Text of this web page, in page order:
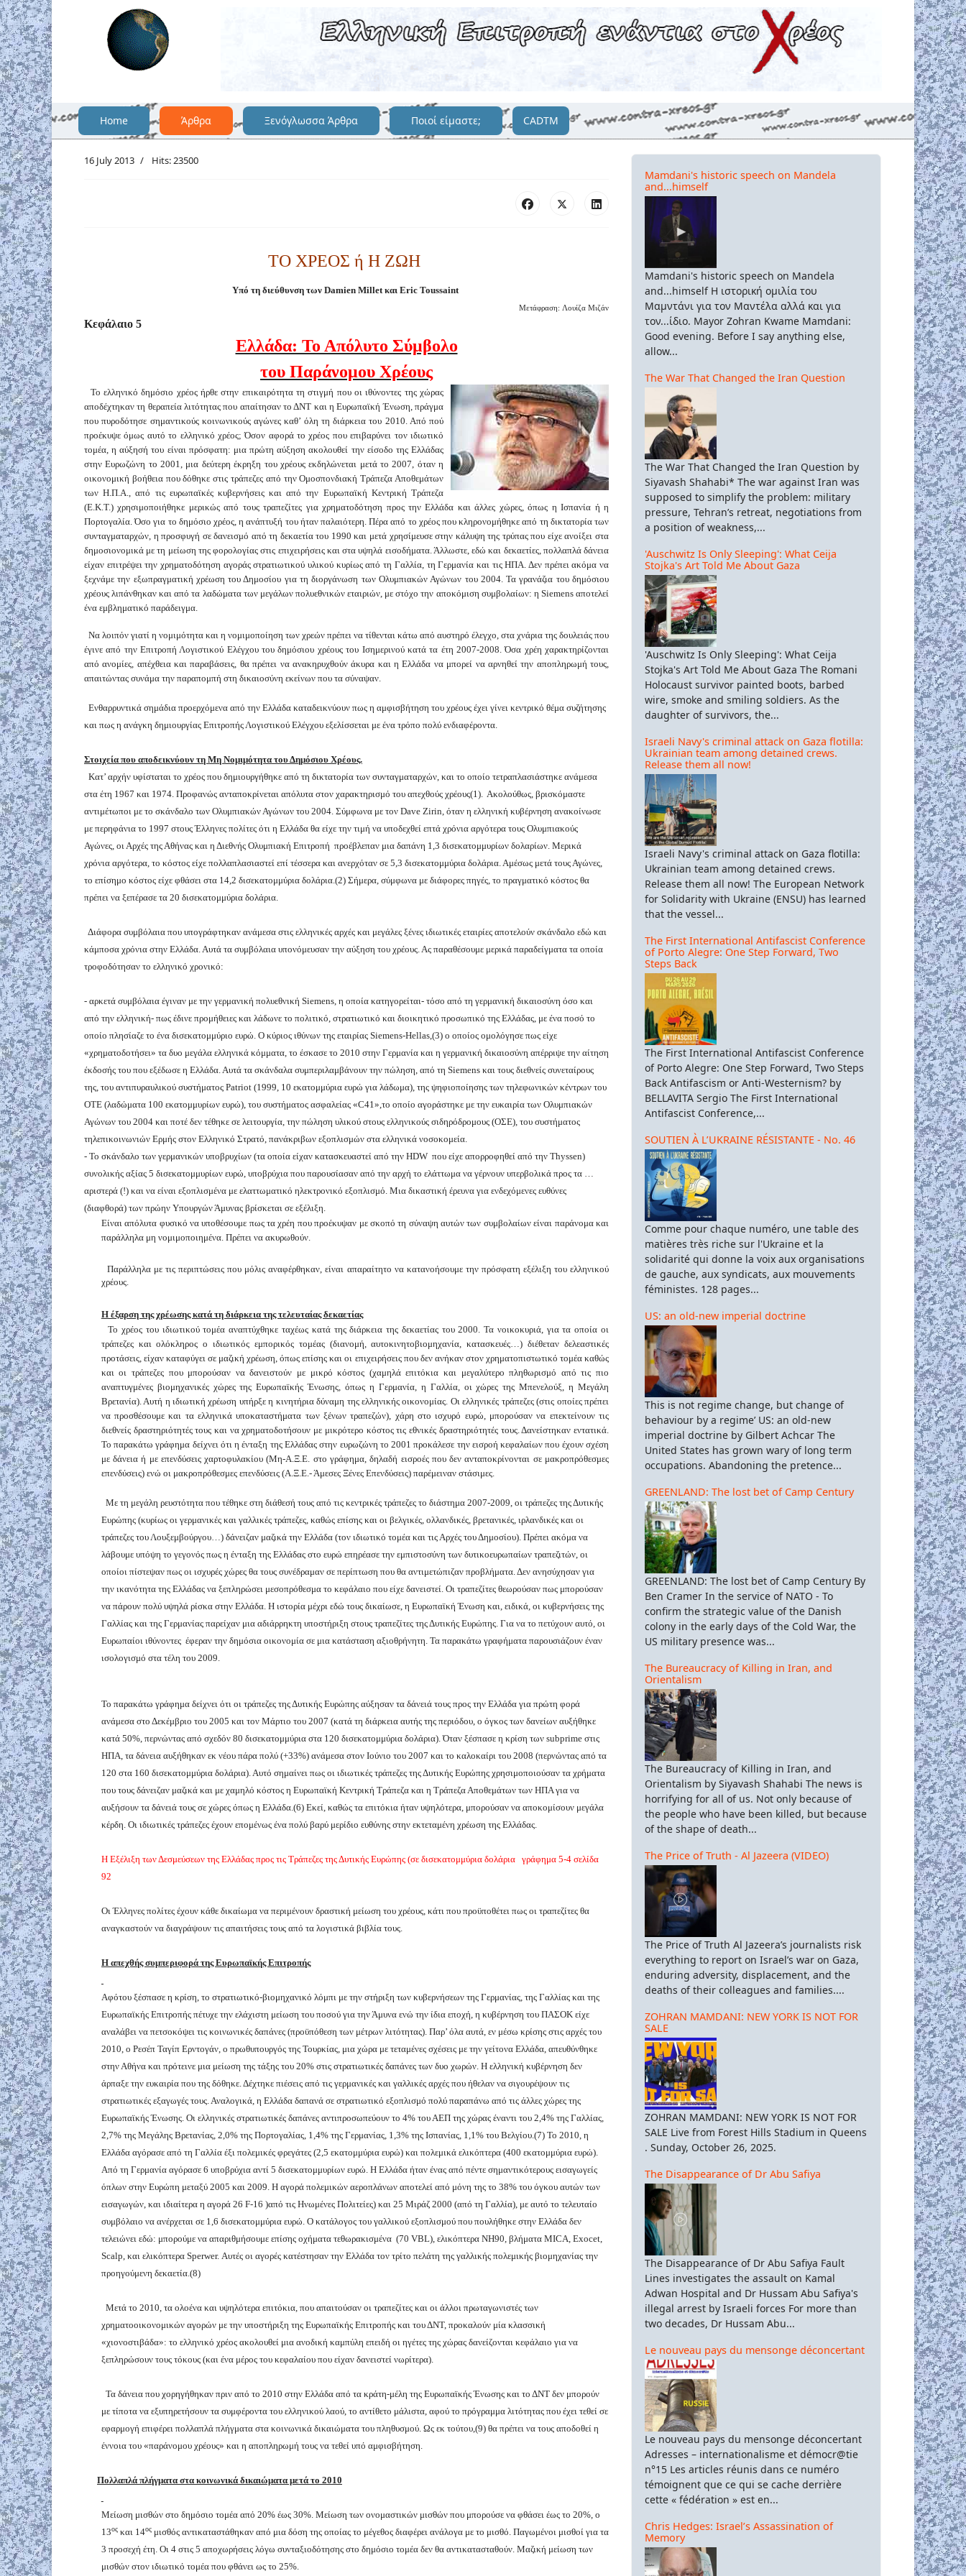
Home Άρθρα Ξενόγλωσσα Άρθρα Ποιοί είμαστε; CADTM
16 July 2013 Hits: 23500
ΤΟ ΧΡΕΟΣ ή Η ΖΩΗ
Υπό τη διεύθυνση των Damien Milletκαι Eric Toussaint
Μετάφραση: Λουίζα Μιζάν
Κεφάλαιο 5
Ελλάδα: Το Απόλυτο Σύμβολο
του Παράνομου Χρέους
Το ελληνικό δημόσιο χρέος ήρθε στην επικαιρότητα τη στιγμή που οι ιθύνοντες της χώρας
αποδέχτηκαν τη θεραπεία λιτότητας που απαίτησαν το ΔΝΤ και η Ευρωπαϊκή Ένωση, πράγμα
που πυροδότησε σημαντικούς κοινωνικούς αγώνες καθ’ όλη τη διάρκεια του 2010. Από πού
προέκυψε όμως αυτό το ελληνικό χρέος; Όσον αφορά το χρέος που επιβαρύνει τον ιδιωτικό
τομέα, η αύξησή του είναι πρόσφατη: μια πρώτη αύξηση ακολουθεί την είσοδο της Ελλάδας
στην Ευρωζώνη το 2001, μια δεύτερη έκρηξη του χρέους εκδηλώνεται μετά το 2007, όταν η
οικονομική βοήθεια που δόθηκε στις τράπεζες από την Ομοσπονδιακή Τράπεζα Αποθεμάτων
των Η.Π.Α., από τις ευρωπαϊκές κυβερνήσεις και από την Ευρωπαϊκή Κεντρική Τράπεζα
(Ε.Κ.Τ.) χρησιμοποιήθηκε μερικώς από τους τραπεζίτες για χρηματοδότηση προς την Ελλάδα και άλλες χώρες, όπως η Ισπανία ή η
Πορτογαλία. Όσο για το δημόσιο χρέος, η ανάπτυξή του ήταν παλαιότερη. Πέρα από το χρέος που κληρονομήθηκε από τη δικτατορία των
συνταγματαρχών, η προσφυγή σε δανεισμό από τη δεκαετία του 1990 και μετά χρησίμευσε στην κάλυψη της τρύπας που είχε ανοίξει στα
δημοσιονομικά με τη μείωση της φορολογίας στις επιχειρήσεις και στα υψηλά εισοδήματα. Άλλωστε, εδώ και δεκαετίες, πολλαπλά δάνεια
είχαν επιτρέψει την χρηματοδότηση αγοράς στρατιωτικού υλικού κυρίως από τη Γαλλία, τη Γερμανία και τις ΗΠΑ. Δεν πρέπει ακόμα να
ξεχνάμε την εξωπραγματική χρέωση του Δημοσίου για τη διοργάνωση των Ολυμπιακών Αγώνων του 2004. Τα γρανάζια του δημόσιου
χρέους λιπάνθηκαν και από τα λαδώματα των μεγάλων πολυεθνικών εταιριών, με στόχο την αποκόμιση συμβολαίων: η Siemens αποτελεί
ένα εμβληματικό παράδειγμα.
Να λοιπόν γιατί η νομιμότητα και η νομιμοποίηση των χρεών πρέπει να τίθενται κάτω από αυστηρό έλεγχο, στα χνάρια της δουλειάς που
έγινε από την Επιτροπή Λογιστικού Ελέγχου του δημόσιου χρέους του Ισημερινού κατά τα έτη 2007-2008. Όσα χρέη χαρακτηρίζονται
από ανομίες, απέχθεια και παραβάσεις, θα πρέπει να ανακηρυχθούν άκυρα και η Ελλάδα να μπορεί να αρνηθεί την αποπληρωμή τους,
απαιτώντας συνάμα την παραπομπή στη δικαιοσύνη εκείνων που τα σύναψαν.
Ενθαρρυντικά σημάδια προερχόμενα από την Ελλάδα καταδεικνύουν πως η αμφισβήτηση του χρέους έχει γίνει κεντρικό θέμα συζήτησης
και πως η ανάγκη δημιουργίας Επιτροπής Λογιστικού Ελέγχου εξελίσσεται με ένα τρόπο πολύ ενδιαφέροντα.
Στοιχεία που αποδεικνύουν τη Μη Νομιμότητα του Δημόσιου Χρέους.
Κατ’ αρχήν υφίσταται το χρέος που δημιουργήθηκε από τη δικτατορία των συνταγματαρχών, και το οποίο τετραπλασιάστηκε ανάμεσα
στα έτη 1967 και 1974. Προφανώς ανταποκρίνεται απόλυτα στον χαρακτηρισμό του απεχθούς χρέους(1). Ακολούθως, βρισκόμαστε
αντιμέτωποι με το σκάνδαλο των Ολυμπιακών Αγώνων του 2004. Σύμφωνα με τον Dave Zirin, όταν η ελληνική κυβέρνηση ανακοίνωσε
με περηφάνια το 1997 στους Έλληνες πολίτες ότι η Ελλάδα θα είχε την τιμή να υποδεχθεί επτά χρόνια αργότερα τους Ολυμπιακούς
Αγώνες, οι Αρχές της Αθήνας και η Διεθνής Ολυμπιακή Επιτροπή προέβλεπαν μια δαπάνη 1,3 δισεκατομμυρίων δολαρίων. Μερικά
χρόνια αργότερα, το κόστος είχε πολλαπλασιαστεί επί τέσσερα και ανερχόταν σε 5,3 δισεκατομμύρια δολάρια. Αμέσως μετά τους Αγώνες,
το επίσημο κόστος είχε φθάσει στα 14,2 δισεκατομμύρια δολάρια.(2) Σήμερα, σύμφωνα με διάφορες πηγές, το πραγματικό κόστος θα
πρέπει να ξεπέρασε τα 20 δισεκατομμύρια δολάρια.
Διάφορα συμβόλαια που υπογράφτηκαν ανάμεσα στις ελληνικές αρχές και μεγάλες ξένες ιδιωτικές εταιρίες αποτελούν σκάνδαλο εδώ και
κάμποσα χρόνια στην Ελλάδα. Αυτά τα συμβόλαια υπονόμευσαν την αύξηση του χρέους. Ας παραθέσουμε μερικά παραδείγματα τα οποία
τροφοδότησαν το ελληνικό χρονικό:
- αρκετά συμβόλαια έγιναν με την γερμανική πολυεθνική Siemens, η οποία κατηγορείται- τόσο από τη γερμανική δικαιοσύνη όσο και
από την ελληνική- πως έδινε προμήθειες και λάδωνε το πολιτικό, στρατιωτικό και διοικητικό προσωπικό της Ελλάδας, με ένα ποσό το
οποίο πλησίαζε το ένα δισεκατομμύριο ευρώ. Ο κύριος ιθύνων της εταιρίας Siemens-Hellas,(3) ο οποίος ομολόγησε πως είχε
«χρηματοδοτήσει» τα δυο μεγάλα ελληνικά κόμματα, το έσκασε το 2010 στην Γερμανία και η γερμανική δικαιοσύνη απέρριψε την αίτηση
έκδοσής του που εξέδωσε η Ελλάδα. Αυτά τα σκάνδαλα συμπεριλαμβάνουν την πώληση, από τη Siemens και τους διεθνείς συνεταίρους
της, του αντιπυραυλικού συστήματος Patriot (1999, 10 εκατομμύρια ευρώ για λάδωμα), της ψηφιοποίησης των τηλεφωνικών κέντρων του
ΟΤΕ (λαδώματα 100 εκατομμυρίων ευρώ), του συστήματος ασφαλείας «C41»,το οποίο αγοράστηκε με την ευκαιρία των Ολυμπιακών
Αγώνων του 2004 και ποτέ δεν τέθηκε σε λειτουργία, την πώληση υλικού στους ελληνικούς σιδηρόδρομους (ΟΣΕ), του συστήματος
τηλεπικοινωνιών Ερμής στον Ελληνικό Στρατό, πανάκριβων εξοπλισμών στα ελληνικά νοσοκομεία.
- Το σκάνδαλο των γερμανικών υποβρυχίων (τα οποία είχαν κατασκευαστεί από την HDW που είχε απορροφηθεί από την Thyssen)
συνολικής αξίας 5 δισεκατομμυρίων ευρώ, υποβρύχια που παρουσίασαν από την αρχή το ελάττωμα να γέρνουν υπερβολικά προς τα …
αριστερά (!) και να είναι εξοπλισμένα με ελαττωματικό ηλεκτρονικό εξοπλισμό. Μια δικαστική έρευνα για ενδεχόμενες ευθύνες
(διαφθορά) των πρώην Υπουργών Άμυνας βρίσκεται σε εξέλιξη.
Είναι απόλυτα φυσικό να υποθέσουμε πως τα χρέη που προέκυψαν με σκοπό τη σύναψη αυτών των συμβολαίων είναι παράνομα και
παράλληλα μη νομιμοποιημένα. Πρέπει να ακυρωθούν.
Παράλληλα με τις περιπτώσεις που μόλις αναφέρθηκαν, είναι απαραίτητο να κατανοήσουμε την πρόσφατη εξέλιξη του ελληνικού
χρέους.
Η έξαρση της χρέωσης κατά τη διάρκεια της τελευταίας δεκαετίας
Το χρέος του ιδιωτικού τομέα αναπτύχθηκε ταχέως κατά της διάρκεια της δεκαετίας του 2000. Τα νοικοκυριά, για τα οποία οι
τράπεζες και ολόκληρος ο ιδιωτικός εμπορικός τομέας (διανομή, αυτοκινητοβιομηχανία, κατασκευές…) διέθεταν δελεαστικές
προτάσεις, είχαν καταφύγει σε μαζική χρέωση, όπως επίσης και οι επιχειρήσεις που δεν ανήκαν στον χρηματοπιστωτικό τομέα καθώς
και οι τράπεζες που μπορούσαν να δανειστούν με μικρό κόστος (χαμηλά επιτόκια και μεγαλύτερο πληθωρισμό από τις πιο
αναπτυγμένες βιομηχανικές χώρες της Ευρωπαϊκής Ένωσης, όπως η Γερμανία, η Γαλλία, οι χώρες της Μπενελούξ, η Μεγάλη
Βρετανία). Αυτή η ιδιωτική χρέωση υπήρξε η κινητήρια δύναμη της ελληνικής οικονομίας. Οι ελληνικές τράπεζες (στις οποίες πρέπει
να προσθέσουμε και τα ελληνικά υποκαταστήματα των ξένων τραπεζών), χάρη στο ισχυρό ευρώ, μπορούσαν να επεκτείνουν τις
διεθνείς δραστηριότητές τους και να χρηματοδοτήσουν με μικρότερο κόστος τις εθνικές δραστηριότητές τους. Δανείστηκαν εντατικά.
Το παρακάτω γράφημα δείχνει ότι η ένταξη της Ελλάδας στην ευρωζώνη το 2001 προκάλεσε την εισροή κεφαλαίων που έχουν σχέση
με δάνεια ή με επενδύσεις χαρτοφυλακίου (Μη-Α.Ξ.Ε. στο γράφημα, δηλαδή εισροές που δεν ανταποκρίνονται σε μακροπρόθεσμες
επενδύσεις) ενώ οι μακροπρόθεσμες επενδύσεις (Α.Ξ.Ε.- Άμεσες Ξένες Επενδύσεις) παρέμειναν στάσιμες.
Με τη μεγάλη ρευστότητα που τέθηκε στη διάθεσή τους από τις κεντρικές τράπεζες το διάστημα 2007-2009, οι τράπεζες της Δυτικής
Ευρώπης (κυρίως οι γερμανικές και γαλλικές τράπεζες, καθώς επίσης και οι βελγικές, ολλανδικές, βρετανικές, ιρλανδικές και οι
τράπεζες του Λουξεμβούργου…) δάνειζαν μαζικά την Ελλάδα (τον ιδιωτικό τομέα και τις Αρχές του Δημοσίου). Πρέπει ακόμα να
λάβουμε υπόψη το γεγονός πως η ένταξη της Ελλάδας στο ευρώ επηρέασε την εμπιστοσύνη των δυτικοευρωπαίων τραπεζιτών, οι
οποίοι πίστεψαν πως οι ισχυρές χώρες θα τους συνέδραμαν σε περίπτωση που θα αντιμετώπιζαν προβλήματα. Δεν ανησύχησαν για
την ικανότητα της Ελλάδας να ξεπληρώσει μεσοπρόθεσμα το κεφάλαιο που είχε δανειστεί. Οι τραπεζίτες θεωρούσαν πως μπορούσαν
να πάρουν πολύ υψηλά ρίσκα στην Ελλάδα. Η ιστορία μέχρι εδώ τους δικαίωσε, η Ευρωπαϊκή Ένωση και, ειδικά, οι κυβερνήσεις της
Γαλλίας και της Γερμανίας παρείχαν μια αδιάρρηκτη υποστήριξη στους τραπεζίτες της Δυτικής Ευρώπης. Για να το πετύχουν αυτό, οι
Ευρωπαίοι ιθύνοντες έφεραν την δημόσια οικονομία σε μια κατάσταση αξιοθρήνητη. Τα παρακάτω γραφήματα παρουσιάζουν έναν
ισολογισμό στα τέλη του 2009.
Το παρακάτω γράφημα δείχνει ότι οι τράπεζες της Δυτικής Ευρώπης αύξησαν τα δάνειά τους προς την Ελλάδα για πρώτη φορά
ανάμεσα στο Δεκέμβριο του 2005 και τον Μάρτιο του 2007 (κατά τη διάρκεια αυτής της περιόδου, ο όγκος των δανείων αυξήθηκε
κατά 50%, περνώντας από σχεδόν 80 δισεκατομμύρια στα 120 δισεκατομμύρια δολάρια). Όταν ξέσπασε η κρίση των subprime στις
ΗΠΑ, τα δάνεια αυξήθηκαν εκ νέου πάρα πολύ (+33%) ανάμεσα στον Ιούνιο του 2007 και το καλοκαίρι του 2008 (περνώντας από τα
120 στα 160 δισεκατομμύρια δολάρια). Αυτό σημαίνει πως οι ιδιωτικές τράπεζες της Δυτικής Ευρώπης χρησιμοποιούσαν τα χρήματα
που τους δάνειζαν μαζικά και με χαμηλό κόστος η Ευρωπαϊκή Κεντρική Τράπεζα και η Τράπεζα Αποθεμάτων των ΗΠΑ για να
αυξήσουν τα δάνειά τους σε χώρες όπως η Ελλάδα.(6) Εκεί, καθώς τα επιτόκια ήταν υψηλότερα, μπορούσαν να αποκομίσουν μεγάλα
κέρδη. Οι ιδιωτικές τράπεζες έχουν επομένως ένα πολύ βαρύ μερίδιο ευθύνης στην εκτεταμένη χρέωση της Ελλάδας.
Η Εξέλιξη των Δεσμεύσεων της Ελλάδας προς τις Τράπεζες της Δυτικής Ευρώπης (σε δισεκατομμύρια δολάρια γράφημα 5-4 σελίδα
92
Οι Έλληνες πολίτες έχουν κάθε δικαίωμα να περιμένουν δραστική μείωση του χρέους, κάτι που προϋποθέτει πως οι τραπεζίτες θα
αναγκαστούν να διαγράψουν τις απαιτήσεις τους από τα λογιστικά βιβλία τους.
Η απεχθής συμπεριφορά της Ευρωπαϊκής Επιτροπής
Αφότου ξέσπασε η κρίση, το στρατιωτικό-βιομηχανικό λόμπι με την στήριξη των κυβερνήσεων της Γερμανίας, της Γαλλίας και της
Ευρωπαϊκής Επιτροπής πέτυχε την ελάχιστη μείωση του ποσού για την Άμυνα ενώ την ίδια εποχή, η κυβέρνηση του ΠΑΣΟΚ είχε
αναλάβει να πετσοκόψει τις κοινωνικές δαπάνες (προϋπόθεση των μέτρων λιτότητας). Παρ’ όλα αυτά, εν μέσω κρίσης στις αρχές του
2010, ο Ρεσέπ Ταγίπ Ερντογάν, ο πρωθυπουργός της Τουρκίας, μια χώρα με τεταμένες σχέσεις με την γείτονα Ελλάδα, απευθύνθηκε
στην Αθήνα και πρότεινε μια μείωση της τάξης του 20% στις στρατιωτικές δαπάνες των δυο χωρών. Η ελληνική κυβέρνηση δεν
άρπαξε την ευκαιρία που της δόθηκε. Δέχτηκε πιέσεις από τις γερμανικές και γαλλικές αρχές που ήθελαν να σιγουρέψουν τις
στρατιωτικές εξαγωγές τους. Αναλογικά, η Ελλάδα δαπανά σε στρατιωτικό εξοπλισμό πολύ παραπάνω από τις άλλες χώρες της
Ευρωπαϊκής Ένωσης. Οι ελληνικές στρατιωτικές δαπάνες αντιπροσωπεύουν το 4% του ΑΕΠ της χώρας έναντι του 2,4% της Γαλλίας,
2,7% της Μεγάλης Βρετανίας, 2,0% της Πορτογαλίας, 1,4% της Γερμανίας, 1,3% της Ισπανίας, 1,1% του Βελγίου.(7) Το 2010, η
Ελλάδα αγόρασε από τη Γαλλία έξι πολεμικές φρεγάτες (2,5 εκατομμύρια ευρώ) και πολεμικά ελικόπτερα (400 εκατομμύρια ευρώ).
Από τη Γερμανία αγόρασε 6 υποβρύχια αντί 5 δισεκατομμυρίων ευρώ. Η Ελλάδα ήταν ένας από πέντε σημαντικότερους εισαγωγείς
όπλων στην Ευρώπη μεταξύ 2005 και 2009. Η αγορά πολεμικών αεροπλάνων αποτελεί από μόνη της το 38% του όγκου αυτών των
εισαγωγών, και ιδιαίτερα η αγορά 26 F-16 )από τις Ηνωμένες Πολιτείες) και 25 Μιράζ 2000 (από τη Γαλλία), με αυτό το τελευταίο
συμβόλαιο να ανέρχεται σε 1,6 δισεκατομμύρια ευρώ. Ο κατάλογος του γαλλικού εξοπλισμού που πουλήθηκε στην Ελλάδα δεν
τελειώνει εδώ: μπορούμε να απαριθμήσουμε επίσης οχήματα τεθωρακισμένα (70 VBL), ελικόπτερα ΝΗ90, βλήματα MICA, Exocet,
Scalp, και ελικόπτερα Sperwer. Αυτές οι αγορές κατέστησαν την Ελλάδα τον τρίτο πελάτη της γαλλικής πολεμικής βιομηχανίας την
προηγούμενη δεκαετία.(8)
Μετά το 2010, τα ολοένα και υψηλότερα επιτόκια, που απαιτούσαν οι τραπεζίτες και οι άλλοι πρωταγωνιστές των
χρηματοοικονομικών αγορών με την υποστήριξη της Ευρωπαϊκής Επιτροπής και του ΔΝΤ, προκαλούν μία κλασσική
«χιονοστιβάδα»: το ελληνικό χρέος ακολουθεί μια ανοδική καμπύλη επειδή οι ηγέτες της χώρας δανείζονται κεφάλαιο για να
ξεπληρώσουν τους τόκους (και ένα μέρος του κεφαλαίου που είχαν δανειστεί νωρίτερα).
Τα δάνεια που χορηγήθηκαν πριν από το 2010 στην Ελλάδα από τα κράτη-μέλη της Ευρωπαϊκής Ένωσης και το ΔΝΤ δεν μπορούν
με τίποτα να εξυπηρετήσουν τα συμφέροντα του ελληνικού λαού, το αντίθετο μάλιστα, αφού το πρόγραμμα λιτότητας που έχει τεθεί σε
εφαρμογή επιφέρει πολλαπλά πλήγματα στα κοινωνικά δικαιώματα του πληθυσμού. Ως εκ τούτου,(9) θα πρέπει να τους αποδοθεί η
έννοια του «παράνομου χρέους» και η αποπληρωμή τους να τεθεί υπό αμφισβήτηση.
Πολλαπλά πλήγματα στα κοινωνικά δικαιώματα μετά το 2010
Μείωση μισθών στο δημόσιο τομέα από 20% έως 30%. Μείωση των ονομαστικών μισθών που μπορούσε να φθάσει έως το 20%, ο
13οςκαι 14οςμισθός αντικαταστάθηκαν από μια δόση της οποίας το μέγεθος διαφέρει ανάλογα με το μισθό. Παγωμένοι μισθοί για τα
3 προσεχή έτη. Οι 4 στις 5 αποχωρήσεις λόγω συνταξιοδότησης στο δημόσιο τομέα δεν θα αντικατασταθούν. Μαζική μείωση των
μισθών στον ιδιωτικό τομέα που φθάνει ως το 25%.
Mamdani's historic speech on Mandela
and...himself
Mamdani's historic speech on Mandela
and...himself Η ιστορική ομιλία του
Μαμντάνι για τον Μαντέλα αλλά και για
τον...ίδιο. Mayor Zohran Kwame Mamdani:
Good evening. Before I say anything else,
allow...
The War That Changed the Iran Question
The War That Changed the Iran Question by
Siyavash Shahabi* The war against Iran was
supposed to simplify the problem: military
pressure, Tehran’s retreat, negotiations from
a position of weakness,...
'Auschwitz Is Only Sleeping': What Ceija
Stojka's Art Told Me About Gaza
'Auschwitz Is Only Sleeping': What Ceija
Stojka's Art Told Me About Gaza The Romani
Holocaust survivor painted boots, barbed
wire, smoke and smiling soldiers. As the
daughter of survivors, the...
Israeli Navy's criminal attack on Gaza flotilla:
Ukrainian team among detained crews.
Release them all now!
Israeli Navy's criminal attack on Gaza flotilla:
Ukrainian team among detained crews.
Release them all now! The European Network
for Solidarity with Ukraine (ENSU) has learned
that the vessel...
The First International Antifascist Conference
of Porto Alegre: One Step Forward, Two
Steps Back
The First International Antifascist Conference
of Porto Alegre: One Step Forward, Two Steps
Back Antifascism or Anti-Westernism? by
BELLAVITA Sergio The First International
Antifascist Conference,...
SOUTIEN À L’UKRAINE RÉSISTANTE - No. 46
Comme pour chaque numéro, une table des
matières très riche sur l'Ukraine et la
solidarité qui donne la voix aux organisations
de gauche, aux syndicats, aux mouvements
féministes. 128 pages...
US: an old-new imperial doctrine
This is not regime change, but change of
behaviour by a regime’ US: an old-new
imperial doctrine by Gilbert Achcar The
United States has grown wary of long term
occupations. Abandoning the pretence...
GREENLAND: The lost bet of Camp Century
GREENLAND: The lost bet of Camp Century By
Ben Cramer In the service of NATO - To
confirm the strategic value of the Danish
colony in the early days of the Cold War, the
US military presence was...
The Bureaucracy of Killing in Iran, and
Orientalism
The Bureaucracy of Killing in Iran, and
Orientalism by Siyavash Shahabi The news is
horrifying for all of us. Not only because of
the people who have been killed, but because
of the shape of death...
The Price of Truth - Al Jazeera (VIDEO)
The Price of Truth Al Jazeera’s journalists risk
everything to report on Israel’s war on Gaza,
enduring adversity, displacement, and the
deaths of their colleagues and families....
ZOHRAN MAMDANI: NEW YORK IS NOT FOR
SALE
ZOHRAN MAMDANI: NEW YORK IS NOT FOR
SALE Live from Forest Hills Stadium in Queens
. Sunday, October 26, 2025.
The Disappearance of Dr Abu Safiya
The Disappearance of Dr Abu Safiya Fault
Lines investigates the assault on Kamal
Adwan Hospital and Dr Hussam Abu Safiya's
illegal arrest by Israeli forces For more than
two decades, Dr Hussam Abu...
Le nouveau pays du mensonge déconcertant
Le nouveau pays du mensonge déconcertant
Adresses – internationalisme et démocr@tie
n°15 Les articles réunis dans ce numéro
témoignent que ce qui se cache derrière
cette « fédération » est en...
Chris Hedges: Israel’s Assassination of
Memory